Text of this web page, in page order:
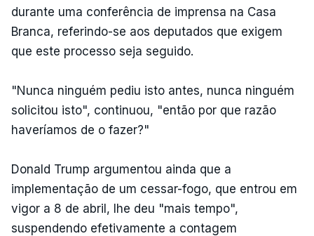
durante uma conferência de imprensa na Casa
Branca, referindo-se aos deputados que exigem
que este processo seja seguido.
"Nunca ninguém pediu isto antes, nunca ninguém
solicitou isto", continuou, "então por que razão
haveríamos de o fazer?"
Donald Trump argumentou ainda que a
implementação de um cessar-fogo, que entrou em
vigor a 8 de abril, lhe deu "mais tempo",
suspendendo efetivamente a contagem